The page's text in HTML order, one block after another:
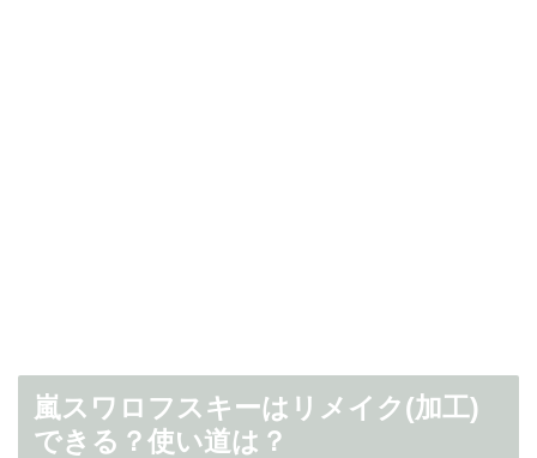
嵐スワロフスキーはリメイク(加工)
できる？使い道は？